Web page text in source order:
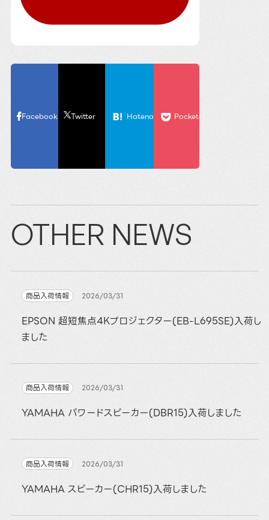
Facebook Twitter Hatena Pocket
OTHER NEWS
商品入荷情報 2026/03/31
EPSON 超短焦点4Kプロジェクター(EB-L695SE)入荷し
ました
商品入荷情報 2026/03/31
YAMAHA パワードスピーカー(DBR15)入荷しました
商品入荷情報 2026/03/31
YAMAHA スピーカー(CHR15)入荷しました